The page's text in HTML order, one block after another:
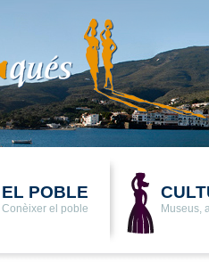
EL POBLE
Conèixer el poble Museus,